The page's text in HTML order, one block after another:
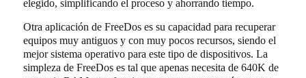
elegido, simplificando el proceso y ahorrando tiempo.
Otra aplicación de FreeDos es su capacidad para recuperar
equipos muy antiguos y con muy pocos recursos, siendo el
mejor sistema operativo para este tipo de dispositivos. La
simpleza de FreeDos es tal que apenas necesita de 640K de